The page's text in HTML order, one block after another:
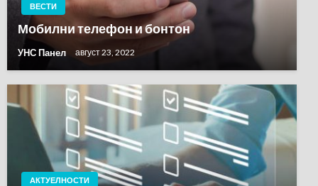
ВЕСТИ
Мобилни телефон и бонтон
УНС Панел август 23, 2022
АКТУЕЛНОСТИ